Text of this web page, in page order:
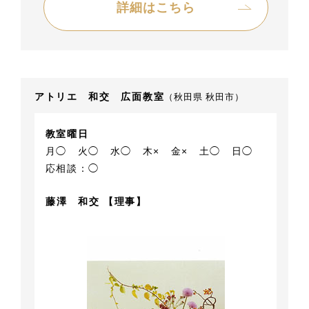
詳細はこちら
アトリエ 和交 広面教室 （秋田県 秋田市）
教室曜日
月◯
火◯ 水◯ 木× 金× 土◯
日◯
応相談：◯
藤澤 和交 【理事】